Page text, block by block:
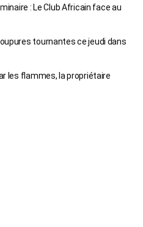
: Le Club Africain face au
tournantes ce jeudi dans
les flammes, la propriétaire